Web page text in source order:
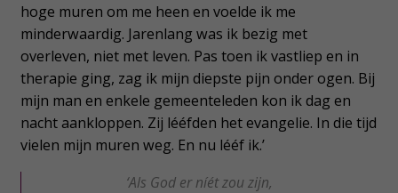
hoge muren om me heen en voelde ik me
minderwaardig. Jarenlang was ik bezig met
overleven, niet met leven. Pas toen ik vastliep en in
therapie ging, zag ik mijn diepste pijn onder ogen. Bij
mijn man en enkele gemeenteleden kon ik dag en
nacht aankloppen. Zij lééfden het evangelie. In die tijd
vielen mijn muren weg. En nu lééf ik.’
‘Als God er níét zou zijn,